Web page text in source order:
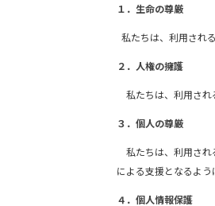
１．生命の尊厳
私たちは、利用され
２．人権の擁護
私たちは、利用され
３．個人の尊厳
私たちは、利用され
による支援となるよう
４．個人情報保護